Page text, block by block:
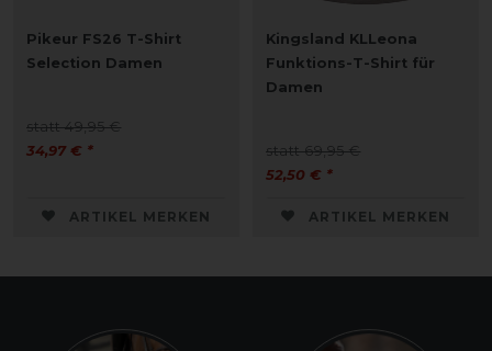
Pikeur FS26 T-Shirt
Selection Damen
statt 49,95 €
34,97 € *
ARTIKEL MERKEN
Kingsland KLLeona
Funktions-T-Shirt für
Damen
statt 69,95 €
52,50 € *
ARTIKEL MERKEN